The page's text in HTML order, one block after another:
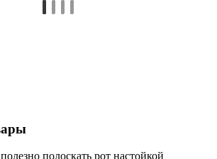
полоскать рот настойкой